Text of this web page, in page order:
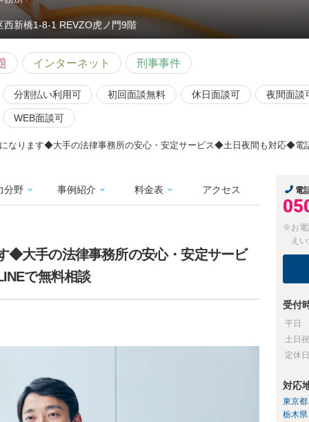
⻄新橋1-8-1 REVZO虎ノ門9階
インターネット 刑事事件
分割払い利用可 初回面談無料 休日面談可 夜間面談
WEB面談可
なります◆大手の法律事務所の安心・安定サービス◆土日夜間も対応◆電
分野 事例紹介 料金表 アクセス
◆大手の法律事務所の安心・安定サービ
で無料相談
電
※お電
え
受付
平日
土日
定休日
対応
東京都
栃木県